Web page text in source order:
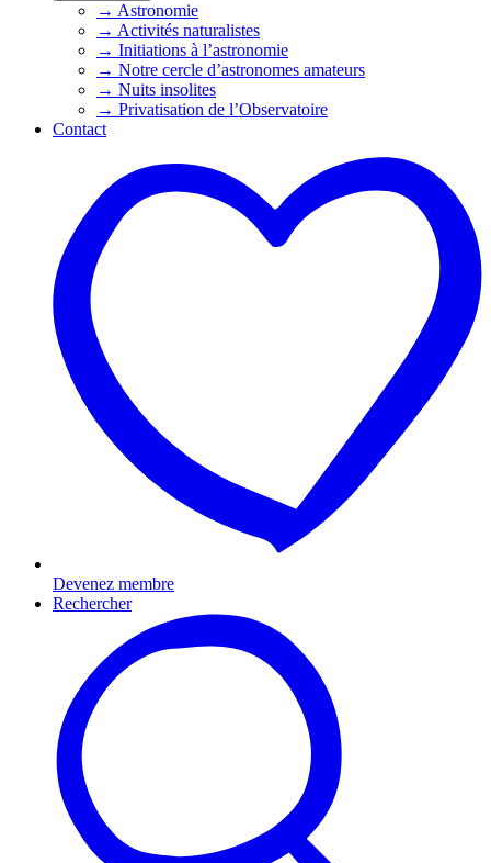
→ Astronomie
→ Activités naturalistes
→ Initiations à l’astronomie
→ Notre cercle d’astronomes amateurs
→ Nuits insolites
→ Privatisation de l’Observatoire
Contact
Devenez membre
Rechercher